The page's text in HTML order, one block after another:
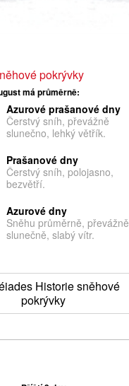
pokrývky
má průměrně:
Azurové prašanové dny
Čerstvý sníh, převážně
slunečno, lehký větřík.
Prašanové dny
Čerstvý sníh, polojasno,
bezvětří.
Azurové dny
Sněhu průměrně, převážně
slunečně, slabý vítr.
Historie sněhové
pokrývky